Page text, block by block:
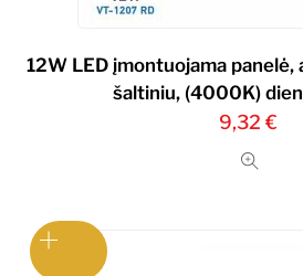
12W LED įmontuojama panelė,
šaltiniu, (4000K)
9,32 €